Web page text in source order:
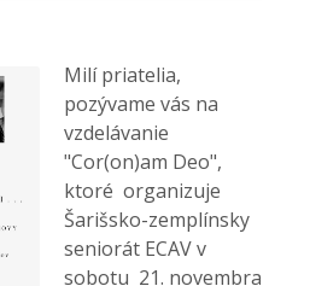
Milí priatelia,
pozývame vás na
vzdelávanie
"Cor(on)am Deo",
ktoré organizuje
Šarišsko-zemplínsky
seniorát ECAV v
sobotu 21. novembra